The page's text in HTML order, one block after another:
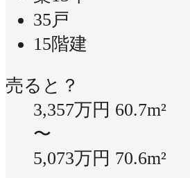
35戸
15階建
売ると？
3,357万円 60.7m²
〜
5,073万円 70.6m²